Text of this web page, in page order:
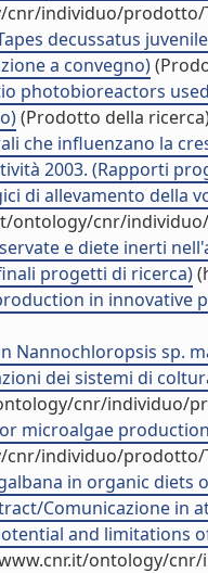
individuo/prodotto/
decussatus
a convegno)
photobioreactors
(Prodotto della
che influenzano la
2003. (Rapporti
di allevamento della
ontology/cnr/
e diete inerti
progetti di ricerca)
in innovative
Nannochloropsis sp.
dei sistemi di
cnr/individuo/
microalgae
individuo/prodotto/
in organic diets
Comunicazione in
and limitations
ontology/